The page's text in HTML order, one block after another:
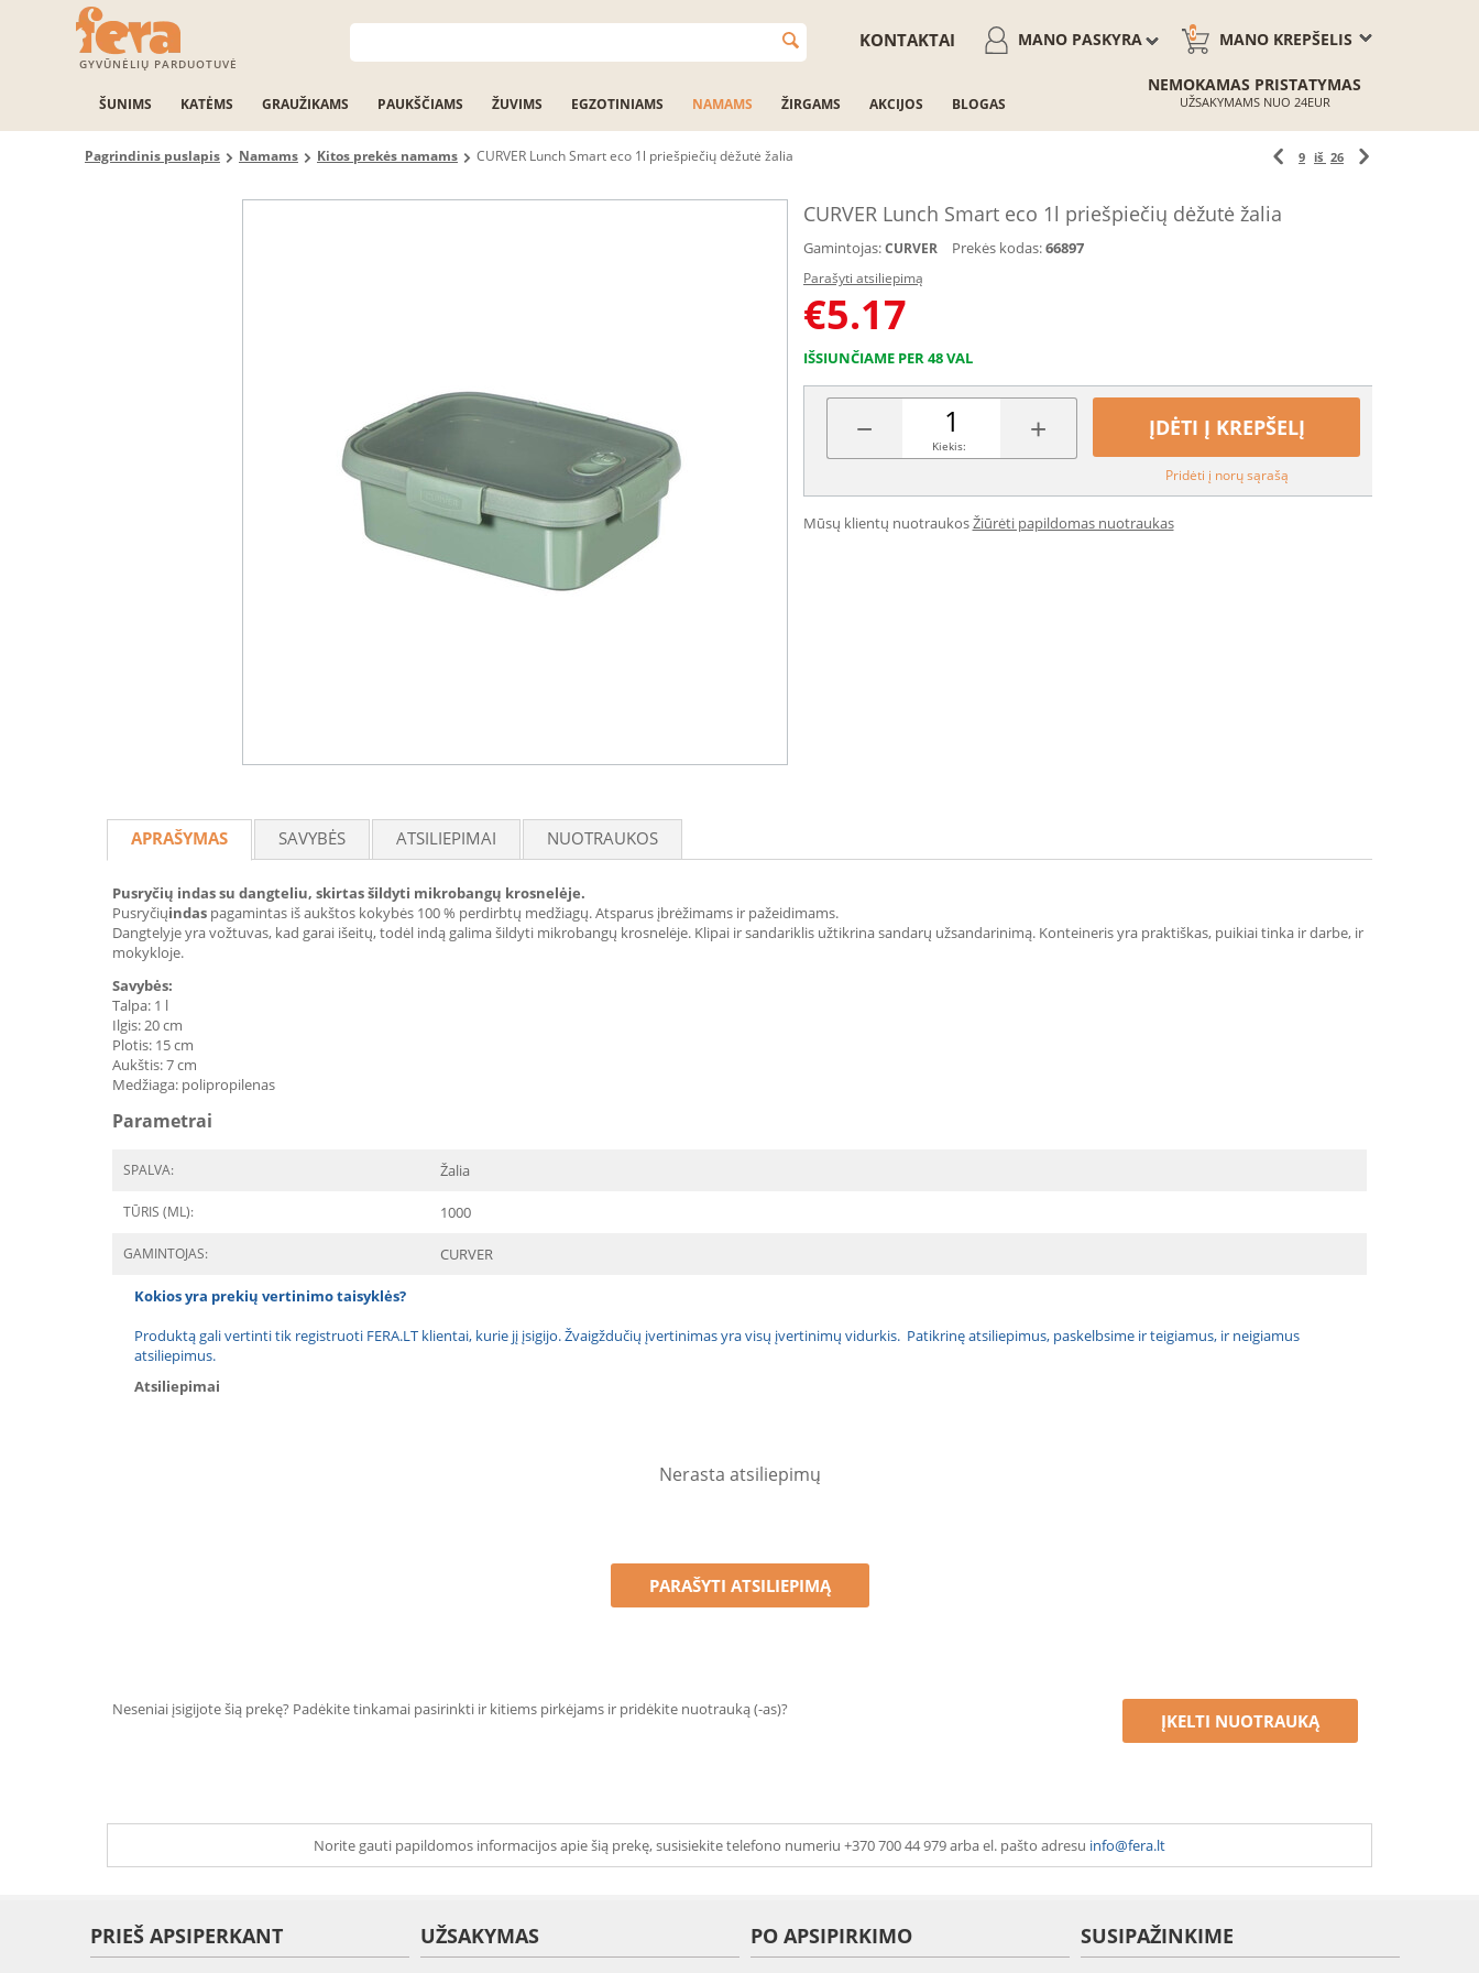
GYVŪNĖLIŲ PARDUOTUVĖ
MANO KREPŠELIS
0
MANO PASKYRA
KONTAKTAI
ŠUNIMS KATĖMS GRAUŽIKAMS PAUKŠČIAMS ŽUVIMS EGZOTINIAMS NAMAMS ŽIRGAMS AKCIJOS BLOGAS
NEMOKAMAS PRISTATYMAS
UŽSAKYMAMS NUO 24EUR
Pagrindinis puslapis Namams Kitos prekės namams CURVER Lunch Smart eco 1l priešpiečių dėžutė žalia 9 iš 26
CURVER Lunch Smart eco 1l priešpiečių dėžutė žalia
Gamintojas: CURVER Prekės kodas:66897
Parašyti atsiliepimą
€5.17
IŠSIUNČIAME PER 48 VAL
− +
Kiekis:
ĮDĖTI Į KREPŠELĮ
Pridėti į norų sąrašą
Mūsų klientų nuotraukosŽiūrėti papildomas nuotraukas
APRAŠYMAS SAVYBĖS ATSILIEPIMAI NUOTRAUKOS
Pusryčių indas su dangteliu, skirtas šildyti mikrobangų krosnelėje.
Pusryčiųindas pagamintas iš aukštos kokybės 100 % perdirbtų medžiagų. Atsparus įbrėžimams ir pažeidimams.
Dangtelyje yra vožtuvas, kad garai išeitų, todėl indą galima šildyti mikrobangų krosnelėje. Klipai ir sandariklis užtikrina sandarų užsandarinimą. Konteineris yra praktiškas, puikiai tinka ir darbe, ir
mokykloje.
Savybės:
Talpa: 1 l
Ilgis: 20 cm
Plotis: 15 cm
Aukštis: 7 cm
Medžiaga: polipropilenas
Parametrai
SPALVA: Žalia
TŪRIS (ML): 1000
GAMINTOJAS: CURVER
Kokios yra prekių vertinimo taisyklės?
Produktą gali vertinti tik registruoti FERA.LT klientai, kurie jį įsigijo. Žvaigždučių įvertinimas yra visų įvertinimų vidurkis. Patikrinę atsiliepimus, paskelbsime ir teigiamus, ir neigiamus
atsiliepimus.
Atsiliepimai
Nerasta atsiliepimų
PARAŠYTI ATSILIEPIMĄ
Neseniai įsigijote šią prekę? Padėkite tinkamai pasirinkti ir kitiems pirkėjams ir pridėkite nuotrauką (-as)?
ĮKELTI NUOTRAUKĄ
Norite gauti papildomos informacijos apie šią prekę, susisiekite telefono numeriu +370 700 44 979 arba el. pašto adresu info@fera.lt
PRIEŠ APSIPERKANT UŽSAKYMAS PO APSIPIRKIMO SUSIPAŽINKIME